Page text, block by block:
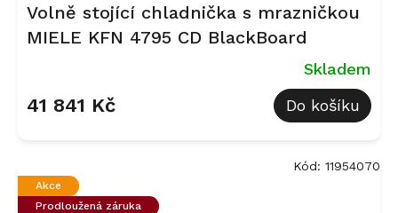
Volně stojící chladnička s mrazničkou
MIELE KFN 4795 CD BlackBoard
Skladem
41 841 Kč Do košíku
Akce
Prodloužená záruka
Kód: 11954070